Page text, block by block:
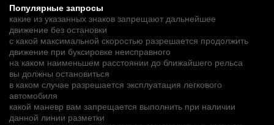
Популярные запросы
какие из указанных знаков запрещают дальнейшее
движение без остановки
с какой максимальной скоростью разрешается продолжить
движение при буксировке неисправного
на каком наименьшем расстоянии до ближайшего рельса
вы должны остановиться
в каком случае разрешается эксплуатация легкового
автомобиля
какой маневр вам запрещается выполнить при наличии
данной линии разметки